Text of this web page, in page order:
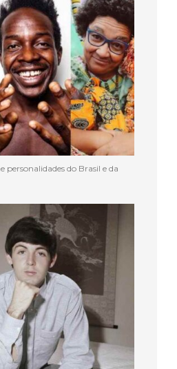
personalidades do Brasil e da